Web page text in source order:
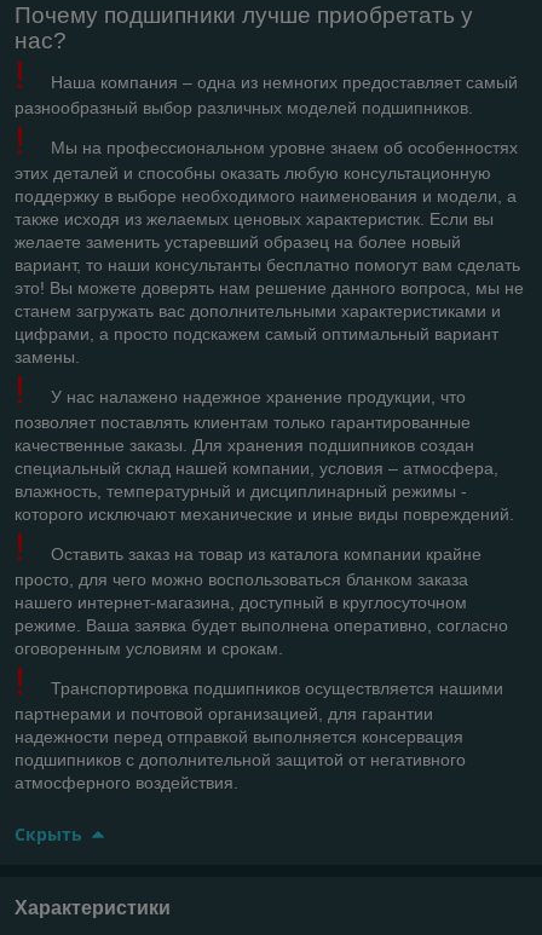
Почему подшипники лучше приобретать у
нас?
!
Наша компания – одна из немногих предоставляет самый
разнообразный выбор различных моделей подшипников.
!
Мы на профессиональном уровне знаем об особенностях
этих деталей и способны оказать любую консультационную
поддержку в выборе необходимого наименования и модели, а
также исходя из желаемых ценовых характеристик. Если вы
желаете заменить устаревший образец на более новый
вариант, то наши консультанты бесплатно помогут вам сделать
это! Вы можете доверять нам решение данного вопроса, мы не
станем загружать вас дополнительными характеристиками и
цифрами, а просто подскажем самый оптимальный вариант
замены.
!
У нас налажено надежное хранение продукции, что
позволяет поставлять клиентам только гарантированные
качественные заказы. Для хранения подшипников создан
специальный склад нашей компании, условия – атмосфера,
влажность, температурный и дисциплинарный режимы -
которого исключают механические и иные виды повреждений.
!
Оставить заказ на товар из каталога компании крайне
просто, для чего можно воспользоваться бланком заказа
нашего интернет-магазина, доступный в круглосуточном
режиме. Ваша заявка будет выполнена оперативно, согласно
оговоренным условиям и срокам.
!
Транспортировка подшипников осуществляется нашими
партнерами и почтовой организацией, для гарантии
надежности перед отправкой выполняется консервация
подшипников с дополнительной защитой от негативного
атмосферного воздействия.
Скрыть
Характеристики